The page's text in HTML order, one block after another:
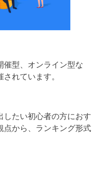
催型、オンライン型な
れています。
したい初心者の方におす
点から、ランキング形式